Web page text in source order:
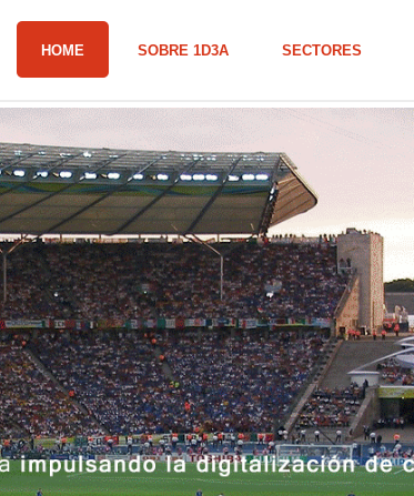
HOME SOBRE 1D3A SECTORES